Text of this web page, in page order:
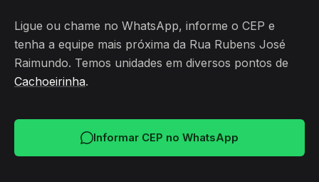
Ligue ou chame no WhatsApp, informe o CEP e
tenha a equipe mais próxima da Rua Rubens José
Raimundo. Temos unidades em diversos pontos de
Cachoeirinha.
Informar CEP no WhatsApp